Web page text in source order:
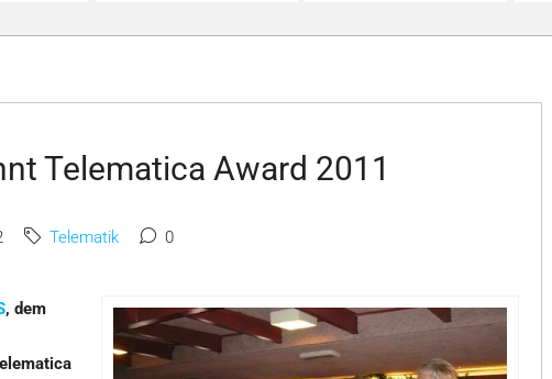
Telematica Award 2011
Telematik 0
, dem